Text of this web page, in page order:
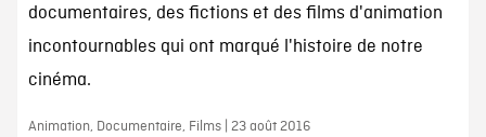
documentaires, des fictions et des films d'animation
incontournables qui ont marqué l'histoire de notre
cinéma.
Animation, Documentaire, Films | 23 août 2016